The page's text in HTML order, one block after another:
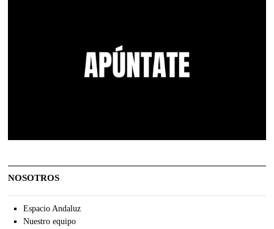
NOSOTROS
Espacio Andaluz
Nuestro equipo